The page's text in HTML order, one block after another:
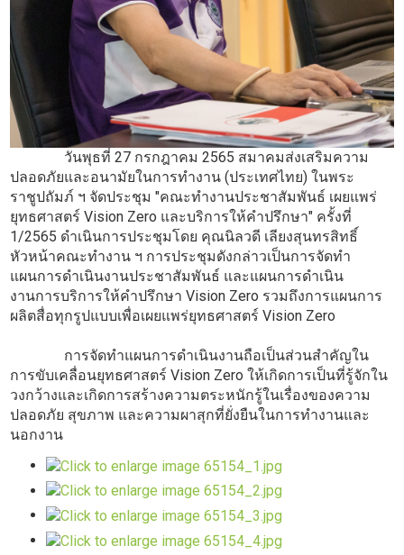
วันพุธที่ 27 กรกฎาคม 2565 สมาคมส่งเสริมความ
ปลอดภัยและอนามัยในการทำงาน (ประเทศไทย) ในพระ
ราชูปถัมภ์ ฯ จัดประชุม "คณะทำงานประชาสัมพันธ์ เผยแพร่
ยุทธศาสตร์ Vision Zero และบริการให้คำปรึกษา" ครั้งที่
1/2565 ดำเนินการประชุมโดย คุณนิลวดี เลียงสุนทรสิทธิ์
หัวหน้าคณะทำงาน ฯ การประชุมดังกล่าวเป็นการจัดทำ
แผนการดำเนินงานประชาสัมพันธ์ และแผนการดำเนิน
งานการบริการให้คำปรึกษา Vision Zero รวมถึงการแผนการ
ผลิตสื่อทุกรูปแบบเพื่อเผยแพร่ยุทธศาสตร์ Vision Zero
การจัดทำแผนการดำเนินงานถือเป็นส่วนสำคัญใน
การขับเคลื่อนยุทธศาสตร์ Vision Zero ให้เกิดการเป็นที่รู้จักใน
วงกว้างและเกิดการสร้างความตระหนักรู้ในเรื่องของความ
ปลอดภัย สุขภาพ และความผาสุกที่ยั่งยืนในการทำงานและ
นอกงาน